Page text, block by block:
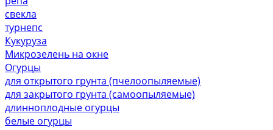
свекла
турнепс
Кукуруза
Микрозелень на окне
Огурцы
для открытого грунта (пчелоопыляемые)
для закрытого грунта (самоопыляемые)
длинноплодные огурцы
белые огурцы